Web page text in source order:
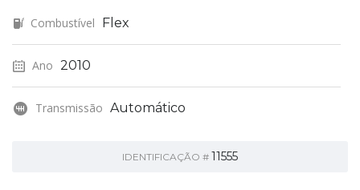
Combustível Flex
Ano 2010
Transmissão Automático
IDENTIFICAÇÃO # 11555